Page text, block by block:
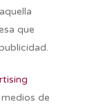
que
de